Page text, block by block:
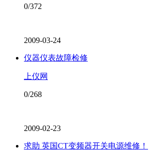
0/372
2009-03-24
仪器仪表故障检修
上仪网
0/268
2009-02-23
求助 英国CT变频器开关电源维修！